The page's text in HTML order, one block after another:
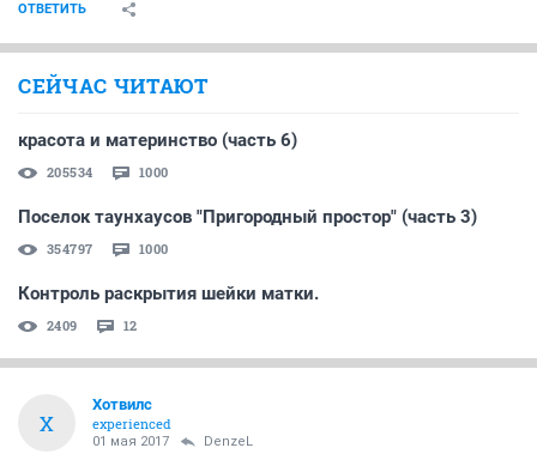
ОТВЕТИТЬ
СЕЙЧАС ЧИТАЮТ
красота и материнство (часть 6)
205534 1000
Поселок таунхаусов "Пригородный простор" (часть 3)
354797 1000
Контроль раскрытия шейки матки.
2409 12
Х
Хотвилс
experienced
01 мая 2017 DenzeL